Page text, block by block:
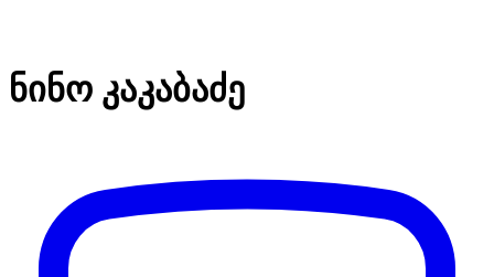
ნინო კაკაბაძე